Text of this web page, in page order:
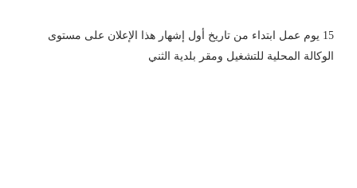
15 يوم عمل ابتداء من تاريخ أول إشهار هذا الإعلان على مستوى
الوكالة المحلية للتشغيل ومقر بلدية الثني